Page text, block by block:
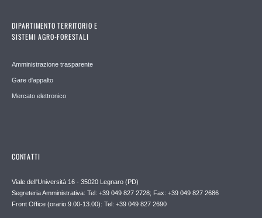
DIPARTIMENTO TERRITORIO E
SISTEMI AGRO-FORESTALI
Amministrazione trasparente
Gare d'appalto
Mercato elettronico
CONTATTI
Viale dell'Università 16 - 35020 Legnaro (PD)
Segreteria Amministrativa: Tel: +39 049 827 2728; Fax: +39 049 827 2686
Front Office (orario 9.00-13.00): Tel: +39 049 827 2690